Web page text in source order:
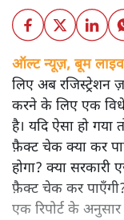
ऑल्ट न्यूज़, बूम
लिए अब रजिस्ट्रेशन
करने के लिए एक
है। यदि ऐसा हो गया
फ़ैक्ट चेक क्या कर
होगा? क्या सरकारी
फ़ैक्ट चेक कर
एक रिपोर्ट के